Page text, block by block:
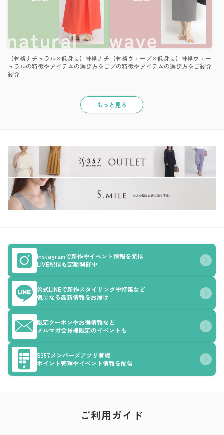
【骨格ナチュラル×低身長】骨格ナチ
ュラルの特徴やアイテムの選び方をご
紹介
【骨格ウェーブ×低身長】骨格ウェー
ブの特徴やアイテムの選び方をご紹介
もっと見る
Instagramで新作やイベント情報を発信
LIVE配信も定期開催中
公式LINEで新作スタイリングや特集など
気になる最新情報をお届け
限定クーポンやお得情報など
メルマガ会員様限定のイベントも
S357メンバーズアプリ登場
ポイント管理やイベント情報を配信
ご利用ガイド